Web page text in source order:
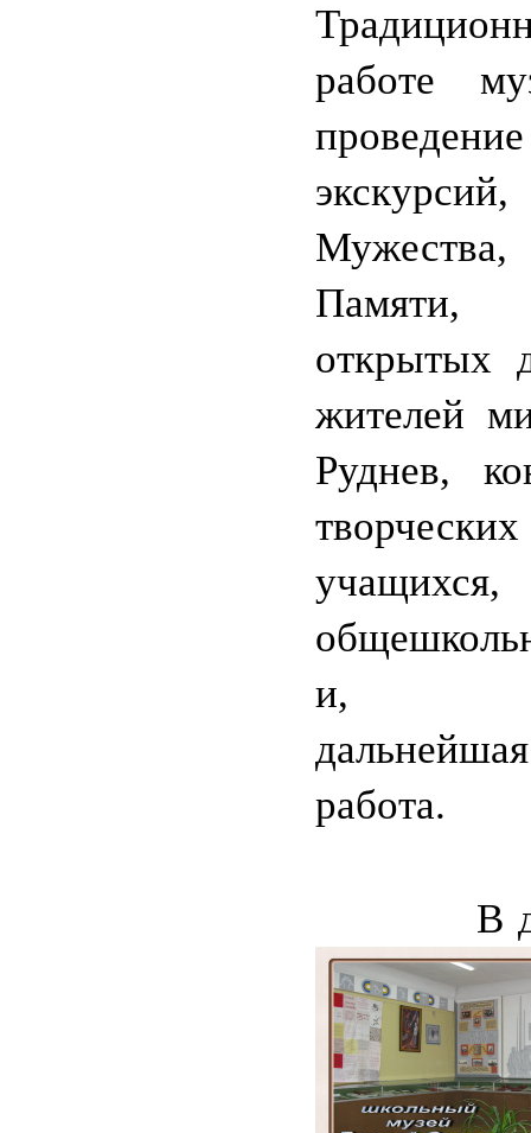
работе
проведение
открытых
жителей
Руднев,
учащихся,
и,
работа.
В